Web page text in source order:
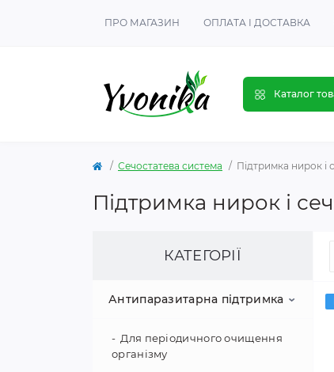
ПРО МАГАЗИН ОПЛАТА І ДОСТАВКА
Каталог
Сечостатева система Підтримка нирок і
Підтримка нирок і
КАТЕГОРІЇ
Антипаразитарна підтримка
Для періодичного очищення
організму